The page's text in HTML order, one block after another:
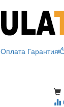
Оплата Гарантия